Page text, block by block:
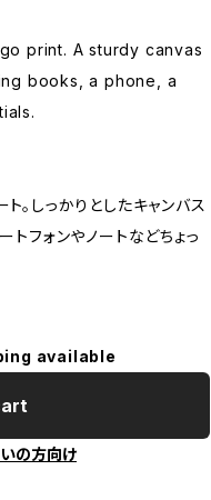
print. A sturdy canvas
books, a phone, a
。しっかりとしたキャンバス
トフォンやノートなどちょっ
available
の方向け